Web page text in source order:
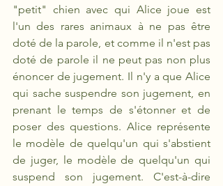
"petit" chien avec qui Alice joue est
l'un des rares animaux à ne pas être
doté de la parole, et comme il n'est pas
doté de parole il ne peut pas non plus
énoncer de jugement. Il n'y a que Alice
qui sache suspendre son jugement, en
prenant le temps de s'étonner et de
poser des questions. Alice représente
le modèle de quelqu'un qui s'abstient
de juger, le modèle de quelqu'un qui
suspend son jugement. C'est-à-dire